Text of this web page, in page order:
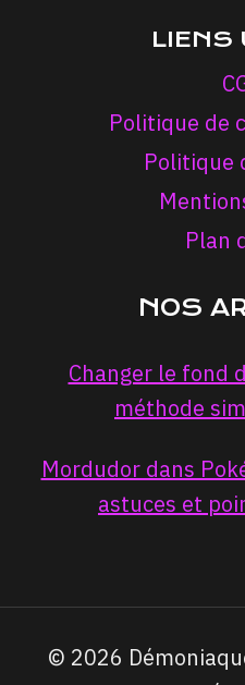
LIENS
Politique de
Politique
Plan
NOS
Changer le fond
méthode
Mordudor dans
astuces et
© 2026